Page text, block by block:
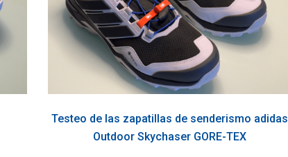
Testeo de las zapatillas de senderismo adidas
Outdoor Skychaser GORE-TEX